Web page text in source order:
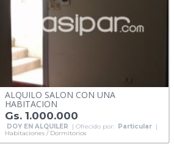
ALQUILO SALON CON UNA
HABITACION
Gs. 1.000.000
DOY EN ALQUILER | Ofrecido por: Particular |
Habitaciones / Dormitorios